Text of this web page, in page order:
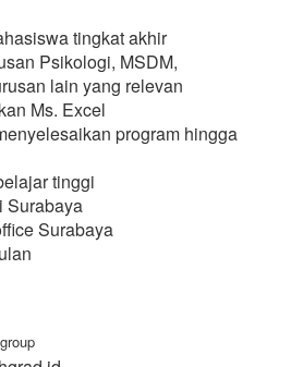
tingkat akhir
Psikologi, MSDM,
lain yang relevan
Ms. Excel
program hingga
tinggi
Surabaya
Surabaya